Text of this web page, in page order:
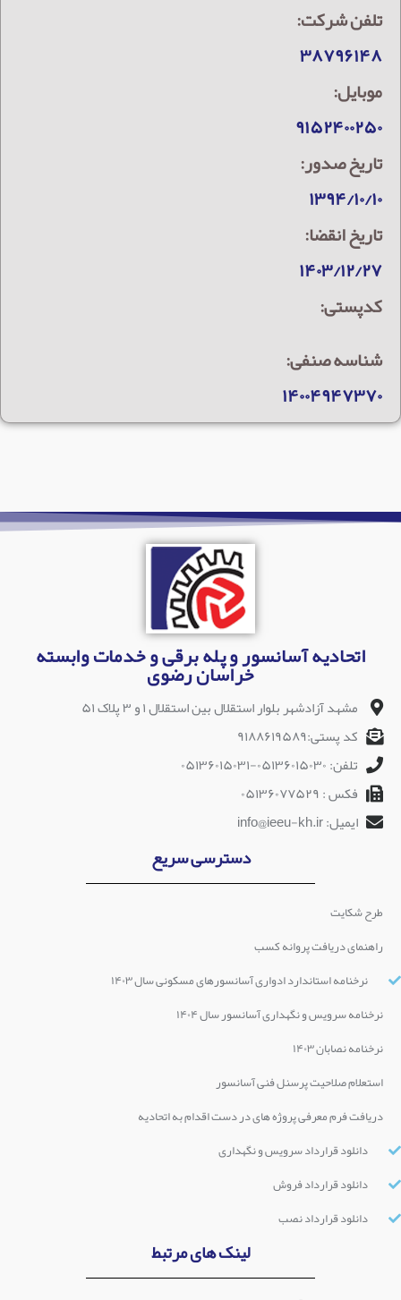
تلفن شرکت:
۳۸۷۹۶۱۴۸
موبایل:
۹۱۵۲۴۰۰۲۵۰
تاریخ صدور:
۱۳۹۴/۱۰/۱۰
تاریخ انقضا:
۱۴۰۳/۱۲/۲۷
کدپستی:
شناسه صنفی:
۱۴۰۰۴۹۴۷۳۷۰
اتحادیه آسانسور و پله برقی و خدمات وابسته
خراسان رضوی
مشهد آزادشهر بلوار استقلال بین استقلال ۱ و ۳ پلاک ۵۱
کد پستی:۹۱۸۸۶۱۹۵۸۹
تلفن: ۰۵۱۳۶۰۱۵۰۳۰-۰۵۱۳۶۰۱۵۰۳۱
فکس : ۰۵۱۳۶۰۷۷۵۲۹
ایمیل: info@ieeu-kh.ir
دسترسی سریع
طرح شکایت
راهنمای دریافت پروانه کسب
نرخنامه استاندارد ادواری آسانسورهای مسکونی سال ۱۴۰۳
نرخنامه سرویس و نگهداری آسانسور سال ۱۴۰۴
نرخنامه نصابان ۱۴۰۳
استعلام صلاحیت پرسنل فنی آسانسور
دریافت فرم معرفی پروژه های در دست اقدام به اتحادیه
دانلود قرارداد سرویس و نگهداری
دانلود قرارداد فروش
دانلود قرارداد نصب
لینک های مرتبط